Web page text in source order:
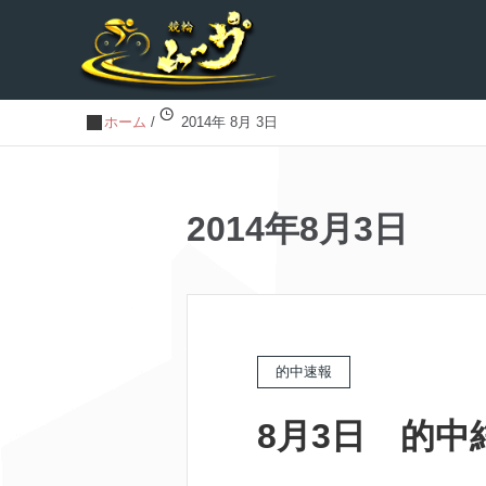
ホーム / 2014年 8月 3日
2014年8月3日
的中速報
8月3日 的中